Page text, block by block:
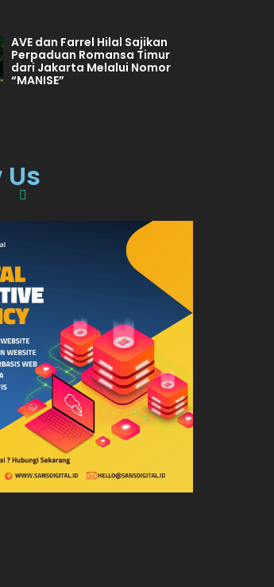
AVE dan Farrel Hilal Sajikan
Perpaduan Romansa Timur
dari Jakarta Melalui Nomor
“MANISE”
Us